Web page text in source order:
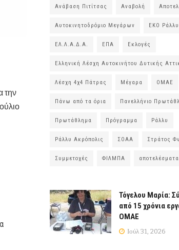
την
Ανάβαση Πιτίτσας Αναβολή
Αυτοκινητοδρόμιο Μεγάρων ΕΚΟ
ΕΛ.Λ.Α.Δ.Α. ΕΠΑ Εκλογές
Ελληνική Λέσχη Αυτοκινήτου Δυτικής
Λέσχη 4χ4 Πάτρας Μέγαρα ΟΜΑΕ
Πάνω από τα όρια Πανελλήνιο
Πρωτάθλημα Πρόγραμμα Ράλλυ
Ράλλυ Ακρόπολις ΣΟΑΑ Στράτος
Συμμετοχές ΦΙΛΜΠΑ αποτελέσματα
Τόγελου Μαρία:
από 15 χρόνια
ΟΜΑΕ
Ιούλ 31, 2026